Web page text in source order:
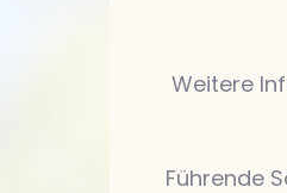
Weitere
Führende